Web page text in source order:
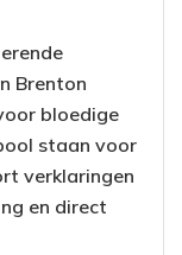
Brenton
bloedige
staan voor
verklaringen
en direct